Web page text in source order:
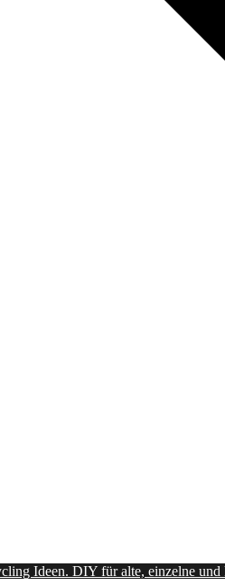
Ideen. DIY für alte, einzelne und